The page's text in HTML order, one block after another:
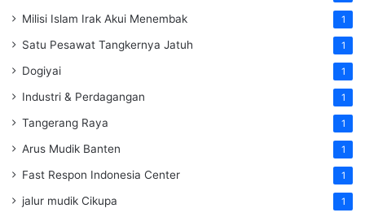
Milisi Islam Irak Akui Menembak 1
Satu Pesawat Tangkernya Jatuh 1
Dogiyai 1
Industri & Perdagangan 1
Tangerang Raya 1
Arus Mudik Banten 1
Fast Respon Indonesia Center 1
jalur mudik Cikupa 1